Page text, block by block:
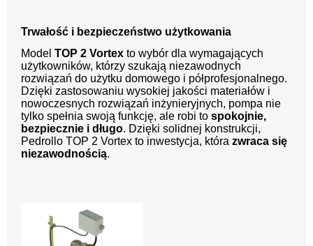
Trwałość i bezpieczeństwo użytkowania
Model TOP 2 Vortex to wybór dla wymagających
użytkowników, którzy szukają niezawodnych
rozwiązań do użytku domowego i półprofesjonalnego.
Dzięki zastosowaniu wysokiej jakości materiałów i
nowoczesnych rozwiązań inżynieryjnych, pompa nie
tylko spełnia swoją funkcję, ale robi to spokojnie,
bezpiecznie i długo. Dzięki solidnej konstrukcji,
Pedrollo TOP 2 Vortex to inwestycja, która zwraca się
niezawodnością.